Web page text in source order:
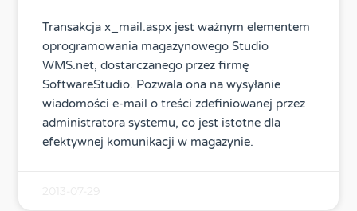
Transakcja x_mail.aspx jest ważnym elementem
oprogramowania magazynowego Studio
WMS.net, dostarczanego przez firmę
SoftwareStudio. Pozwala ona na wysyłanie
wiadomości e-mail o treści zdefiniowanej przez
administratora systemu, co jest istotne dla
efektywnej komunikacji w magazynie.